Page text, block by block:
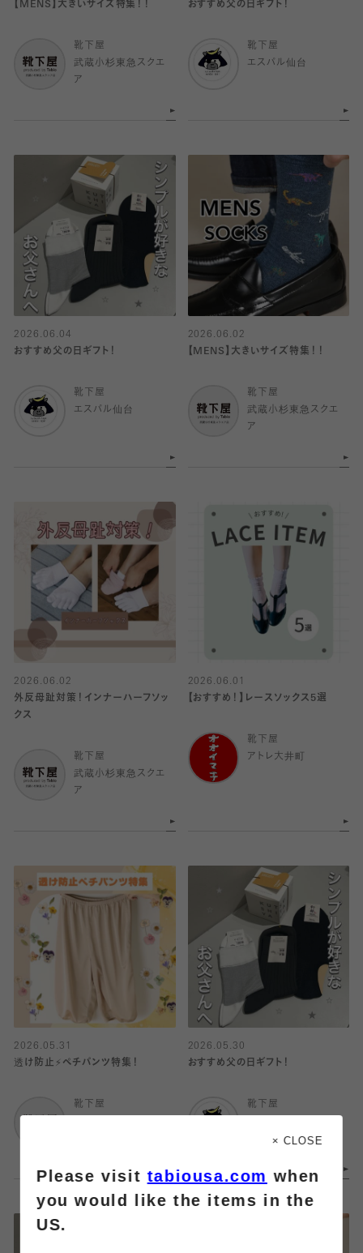
【MENS】大きいサイズ特集！！
靴下屋
武蔵小杉東急スクエ
ア
おすすめ父の日ギフト！
靴下屋
エスパル仙台
2026.06.04
おすすめ父の日ギフト！
靴下屋
エスパル仙台
2026.06.02
【MENS】大きいサイズ特集！！
靴下屋
武蔵小杉東急スクエ
ア
2026.06.02
外反母趾対策！インナーハーフソッ
クス
靴下屋
武蔵小杉東急スクエ
ア
2026.06.01
【おすすめ！】レースソックス5選
靴下屋
アトレ大井町
2026.05.31
透け防止⚡️ペチパンツ特集！
靴下屋
2026.05.30
おすすめ父の日ギフト！
靴下屋
× CLOSE
Please visittabiousa.com when
you would like the items in the
US.